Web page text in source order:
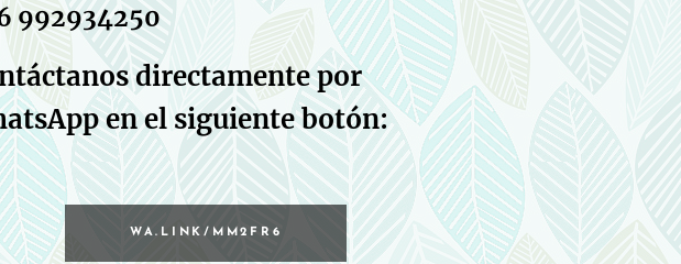
992934250
directamente por
en el siguiente botón:
WA.LINK/MM2FR6